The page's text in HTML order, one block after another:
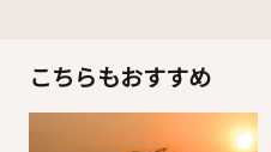
こちらもおすすめ